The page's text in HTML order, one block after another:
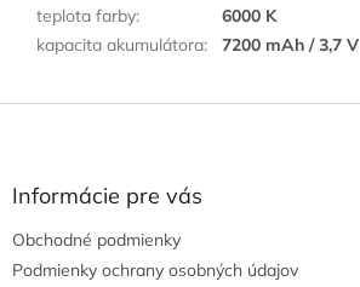
teplota farby:
6000 K
kapacita akumulátora: 7200 mAh / 3,7 V
Informácie pre vás
Obchodné podmienky
Podmienky ochrany osobných údajov